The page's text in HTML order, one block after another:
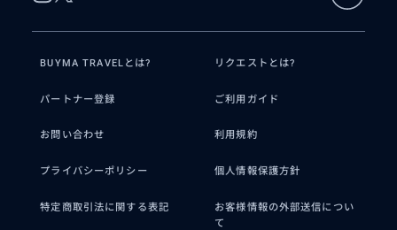
BUYMA TRAVELとは? リクエストとは?
パートナー登録 ご利用ガイド
お問い合わせ 利用規約
プライバシーポリシー 個人情報保護方針
特定商取引法に関する表記
お客様情報の外部送信につい
て